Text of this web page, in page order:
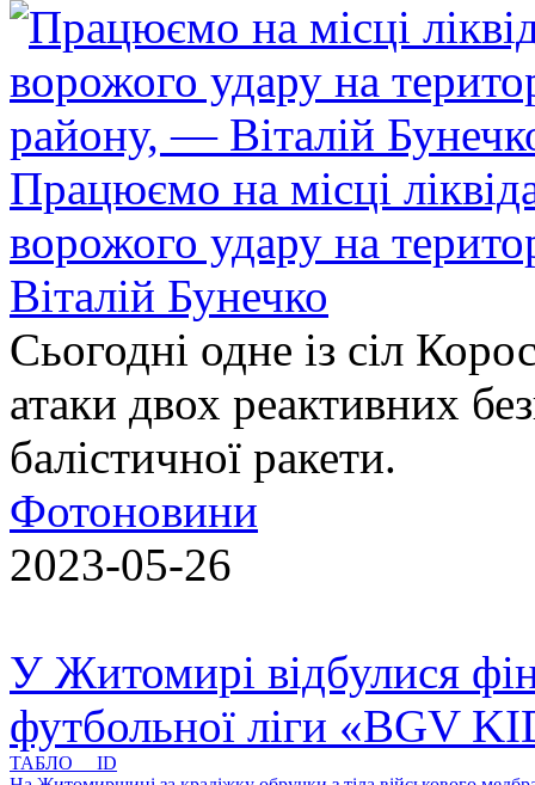
Працюємо на місці
ворожого удару на
Віталій Бунечко
Сьогодні одне із сіл
атаки двох реактивних
балістичної ракети.
Фотоновини
2023-05-26
У Житомирі відбулися
футбольної ліги «BGV
ТАБЛО ID